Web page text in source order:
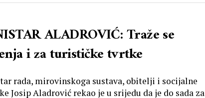
ALADROVIĆ: Traže se
i za turističke tvrtke
rada, mirovinskoga sustava, obitelji i socijalne
Josip Aladrović rekao je u srijedu da je do sada za